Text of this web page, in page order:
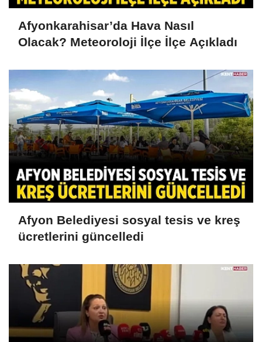
Afyonkarahisar’da Hava Nasıl
Olacak? Meteoroloji İlçe İlçe Açıkladı
Afyon Belediyesi sosyal tesis ve kreş
ücretlerini güncelledi